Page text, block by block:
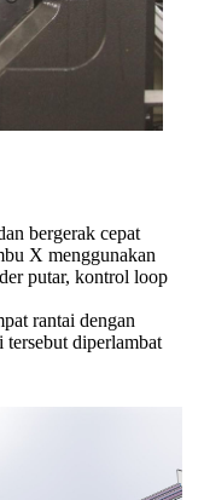
bergerak cepat
X menggunakan
putar, kontrol loop
rantai dengan
tersebut diperlambat